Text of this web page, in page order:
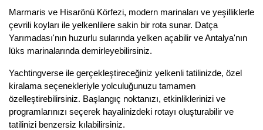
Marmaris ve Hisarönü Körfezi, modern marinaları ve yeşilliklerle
çevrili koyları ile yelkenlilere sakin bir rota sunar. Datça
Yarımadası'nın huzurlu sularında yelken açabilir ve Antalya'nın
lüks marinalarında demirleyebilirsiniz.
Yachtingverse ile gerçekleştireceğiniz yelkenli tatilinizde, özel
kiralama seçenekleriyle yolculuğunuzu tamamen
özelleştirebilirsiniz. Başlangıç ​​noktanızı, etkinliklerinizi ve
programlarınızı seçerek hayalinizdeki rotayı oluşturabilir ve
tatilinizi benzersiz kılabilirsiniz.